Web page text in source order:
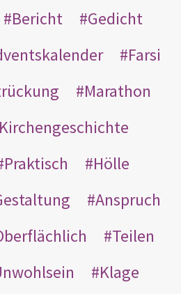
Bericht
Gedicht
Farsi
Marathon
Kirchengeschichte
Praktisch
Hölle
Anspruch
Teilen
Klage